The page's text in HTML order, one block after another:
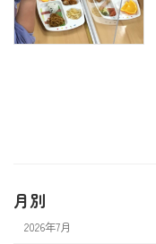
月別
2026年7月